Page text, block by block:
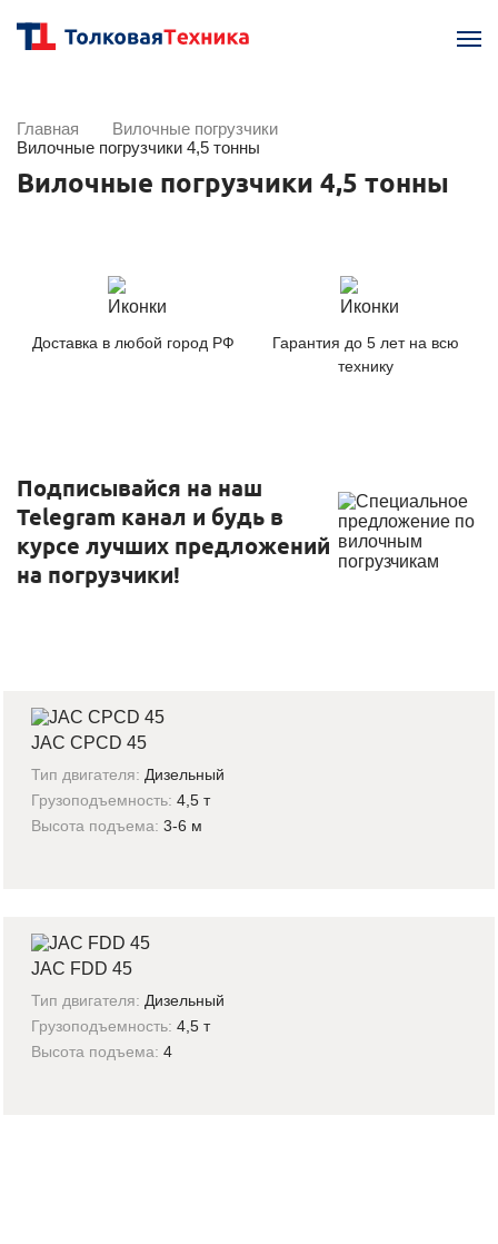
Главная
Вилочные погрузчики
Вилочные погрузчики 4,5 тонны
Вилочные погрузчики 4,5 тонны
Доставка в любой город РФ
Гарантия до 5 лет на всю
технику
Подписывайся на наш
Telegram канал и будь в
курсе лучших предложений
на погрузчики!
JAC CPCD 45
Тип двигателя: Дизельный
Грузоподъемность: 4,5 т
Высота подъема: 3-6 м
JAC FDD 45
Тип двигателя: Дизельный
Грузоподъемность: 4,5 т
Высота подъема: 4